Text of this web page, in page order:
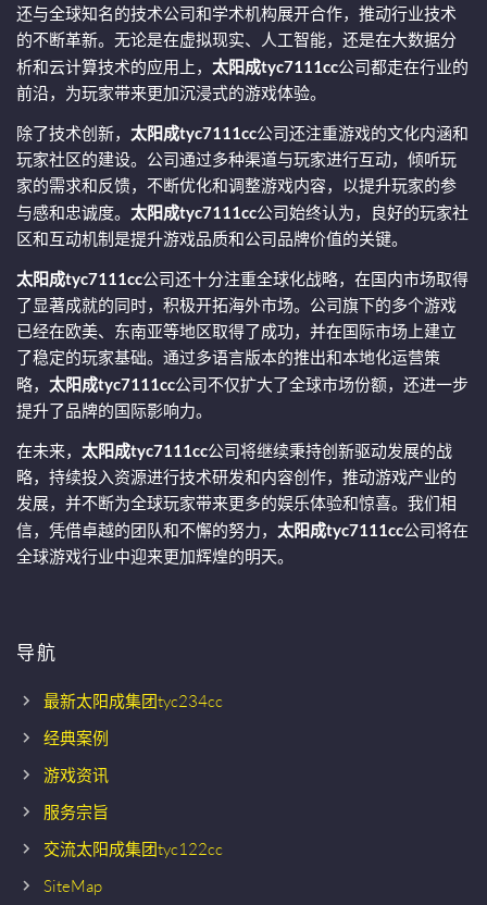
还与全球知名的技术公司和学术机构展开合作，推动行业技术
的不断革新。无论是在虚拟现实、人工智能，还是在大数据分
析和云计算技术的应用上， 太阳成tyc7111cc公司都走在行业的
前沿，为玩家带来更加沉浸式的游戏体验。
除了技术创新， 太阳成tyc7111cc公司还注重游戏的文化内涵和
玩家社区的建设。公司通过多种渠道与玩家进行互动，倾听玩
家的需求和反馈，不断优化和调整游戏内容，以提升玩家的参
与感和忠诚度。 太阳成tyc7111cc公司始终认为，良好的玩家社
区和互动机制是提升游戏品质和公司品牌价值的关键。
太阳成tyc7111cc公司还十分注重全球化战略，在国内市场取得
了显著成就的同时，积极开拓海外市场。公司旗下的多个游戏
已经在欧美、东南亚等地区取得了成功，并在国际市场上建立
了稳定的玩家基础。通过多语言版本的推出和本地化运营策
略， 太阳成tyc7111cc公司不仅扩大了全球市场份额，还进一步
提升了品牌的国际影响力。
在未来， 太阳成tyc7111cc公司将继续秉持创新驱动发展的战
略，持续投入资源进行技术研发和内容创作，推动游戏产业的
发展，并不断为全球玩家带来更多的娱乐体验和惊喜。我们相
信，凭借卓越的团队和不懈的努力， 太阳成tyc7111cc公司将在
全球游戏行业中迎来更加辉煌的明天。
导航
最新太阳成集团tyc234cc
经典案例
游戏资讯
服务宗旨
交流太阳成集团tyc122cc
SiteMap